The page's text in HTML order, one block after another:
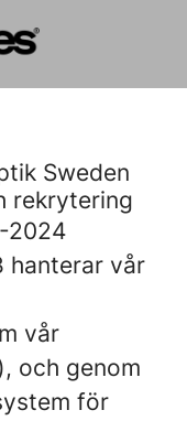
Sweden
rekrytering
2024
hanterar vår
vår
och genom
för